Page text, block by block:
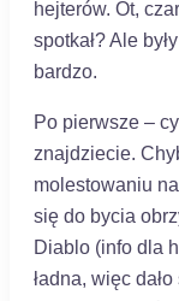
hejterów. Ot,
spotkał? Ale
bardzo.
Po pierwsze –
znajdziecie.
molestowaniu
się do bycia
Diablo (info dla
ładna, więc